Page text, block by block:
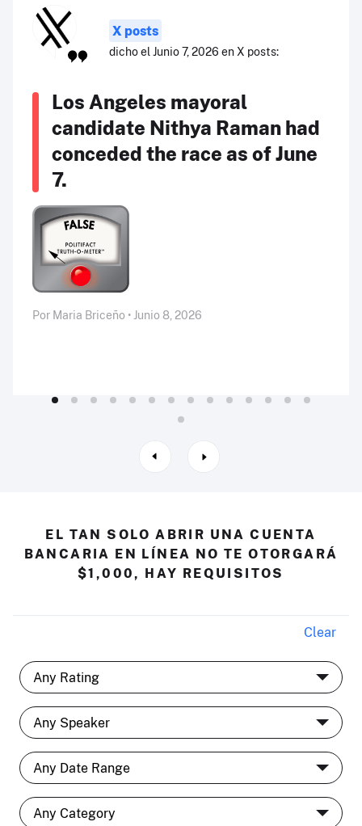
X posts
dicho el Junio 7, 2026 en X posts:
Los Angeles mayoral
candidate Nithya Raman had
conceded the race as of June
7.
Por Maria Briceño • Junio 8, 2026
EL TAN SOLO ABRIR UNA CUENTA
BANCARIA EN LÍNEA NO TE OTORGARÁ
$1,000, HAY REQUISITOS
Clear